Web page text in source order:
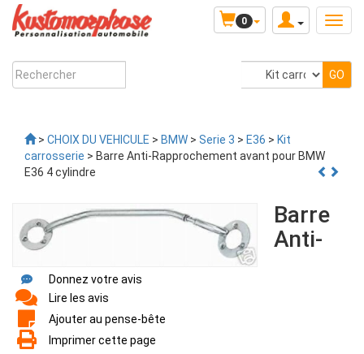
0
> CHOIX DU VEHICULE > BMW > Serie 3 > E36 > Kit
carrosserie > Barre Anti-Rapprochement avant pour BMW
E36 4 cylindre
Donnez votre avis
Lire les avis
Ajouter au pense-bête
Imprimer cette page
Barre
Anti-